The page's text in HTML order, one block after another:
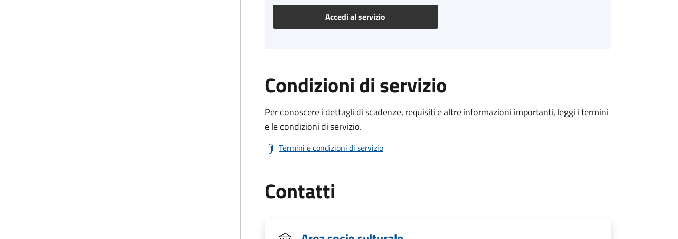
Accedi al servizio
Condizioni di servizio
Per conoscere i dettagli di scadenze, requisiti e altre informazioni importanti, leggi i termini
e le condizioni di servizio.
Termini e condizioni di servizio
Contatti